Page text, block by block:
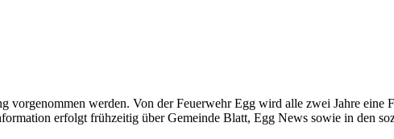
werden. Von der Feuerwehr Egg wird alle zwei Jahre eine
erfolgt frühzeitig über Gemeinde Blatt, Egg News sowie in den